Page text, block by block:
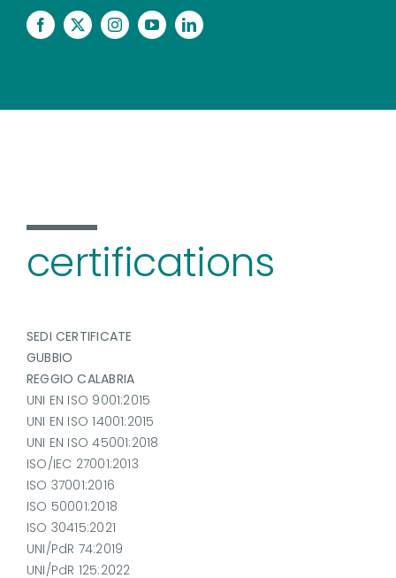
certifications
SEDI CERTIFICATE
GUBBIO
REGGIO CALABRIA
UNI EN ISO 9001:2015
UNI EN ISO 14001:2015
UNI EN ISO 45001:2018
ISO/IEC 27001:2013
ISO 37001:2016
ISO 50001:2018
ISO 30415:2021
UNI/PdR 74:2019
UNI/PdR 125:2022